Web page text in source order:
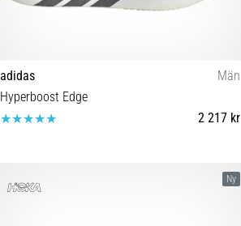
adidas
Män
Hyperboost Edge
2 217 kr
40⅔ 41⅓ 42 42⅔ 43⅓ 44 44⅔ 45⅓ 46 46⅔ 47⅓
Ny